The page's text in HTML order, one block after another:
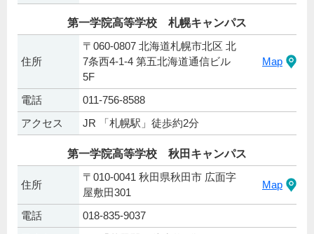
第一学院高等学校 札幌キャンパス
住所
〒060-0807 北海道札幌市北区 北
7条西4-1-4 第五北海道通信ビル
5F
Map
電話
011-756-8588
アクセス
JR 「札幌駅」徒歩約2分
第一学院高等学校 秋田キャンパス
住所
〒010-0041 秋田県秋田市 広面字
屋敷田301
Map
電話
018-835-9037